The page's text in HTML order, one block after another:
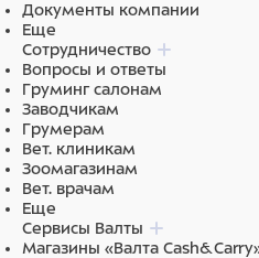
Документы компании
Еще
Сотрудничество
Вопросы и ответы
Груминг салонам
Заводчикам
Грумерам
Вет. клиникам
Зоомагазинам
Вет. врачам
Еще
Сервисы Валты
Магазины «Валта